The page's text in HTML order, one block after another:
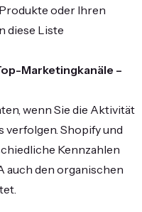
oder Ihren
diese Liste
Marketingkanäle –
wenn Sie die Aktivität
verfolgen. Shopify und
Kennzahlen
auch den organischen